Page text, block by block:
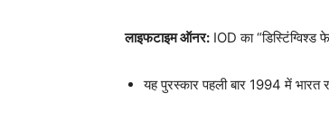
लाइफटाइम ऑनर: IOD का
यह पुरस्कार पहली बार 1994 में भारत